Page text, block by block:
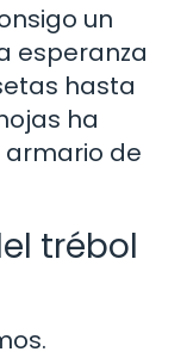
un
esperanza
hasta
ha
armario de
trébol